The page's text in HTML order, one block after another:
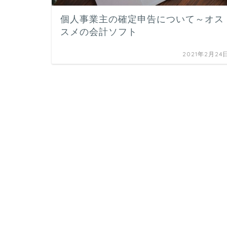
個人事業主の確定申告について～オス
スメの会計ソフト
2021年2月24